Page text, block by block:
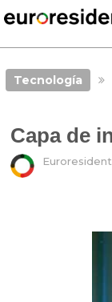
Tecnología
Capa de